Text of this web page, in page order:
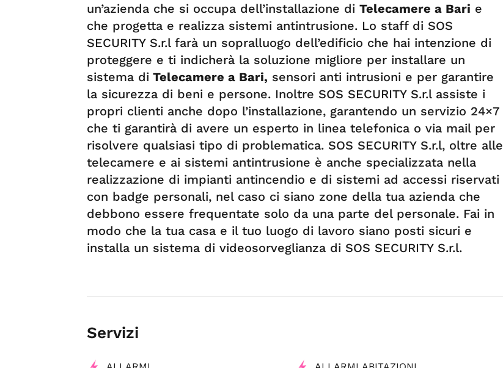
un’azienda che si occupa dell’installazione di Telecamere a Bari e
che progetta e realizza sistemi antintrusione. Lo staff di SOS
SECURITY S.r.l farà un sopralluogo dell’edificio che hai intenzione di
proteggere e ti indicherà la soluzione migliore per installare un
sistema di Telecamere a Bari, sensori anti intrusioni e per garantire
la sicurezza di beni e persone. Inoltre SOS SECURITY S.r.l assiste i
propri clienti anche dopo l’installazione, garantendo un servizio 24×7
che ti garantirà di avere un esperto in linea telefonica o via mail per
risolvere qualsiasi tipo di problematica. SOS SECURITY S.r.l, oltre alle
telecamere e ai sistemi antintrusione è anche specializzata nella
realizzazione di impianti antincendio e di sistemi ad accessi riservati
con badge personali, nel caso ci siano zone della tua azienda che
debbono essere frequentate solo da una parte del personale. Fai in
modo che la tua casa e il tuo luogo di lavoro siano posti sicuri e
installa un sistema di videosorveglianza di SOS SECURITY S.r.l.
Servizi